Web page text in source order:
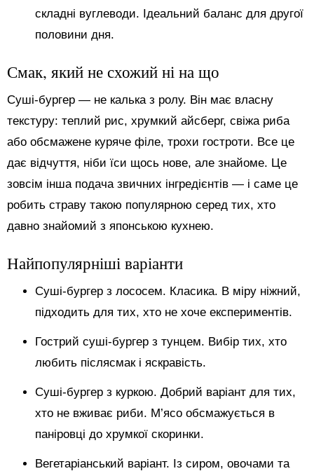
складні вуглеводи. Ідеальний баланс для другої
половини дня.
Смак, який не схожий ні на що
Суші-бургер — не калька з ролу. Він має власну
текстуру: теплий рис, хрумкий айсберг, свіжа риба
або обсмажене куряче філе, трохи гостроти. Все це
дає відчуття, ніби їси щось нове, але знайоме. Це
зовсім інша подача звичних інгредієнтів — і саме це
робить страву такою популярною серед тих, хто
давно знайомий з японською кухнею.
Найпопулярніші варіанти
Суші-бургер з лососем. Класика. В міру ніжний,
підходить для тих, хто не хоче експериментів.
Гострий суші-бургер з тунцем. Вибір тих, хто
любить післясмак і яскравість.
Суші-бургер з куркою. Добрий варіант для тих,
хто не вживає риби. М’ясо обсмажується в
паніровці до хрумкої скоринки.
Вегетаріанський варіант. Із сиром, овочами та